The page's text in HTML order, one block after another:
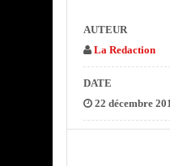
AUTEUR
La Redaction
DATE
22 décembre